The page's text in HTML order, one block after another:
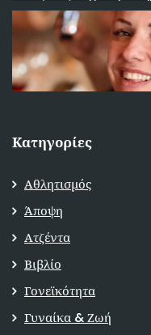
Κατηγορίες
Αθλητισμός
Άποψη
Ατζέντα
Βιβλίο
Γονεϊκότητα
Γυναίκα & Ζωή